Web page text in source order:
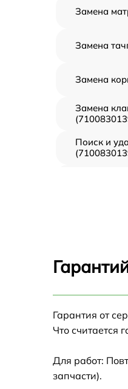
Замена
Замена
Замена
Замена
Поиск и
Замена
Замена
Гарантия от
Что считается
Для работ:
запчасти).